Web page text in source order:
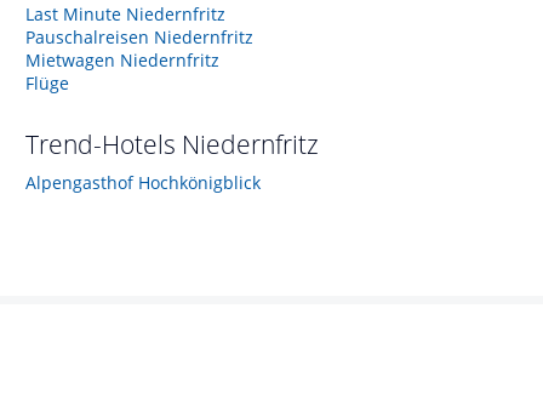
Last Minute Niedernfritz
Pauschalreisen Niedernfritz
Mietwagen Niedernfritz
Flüge
Trend-Hotels Niedernfritz
Alpengasthof Hochkönigblick